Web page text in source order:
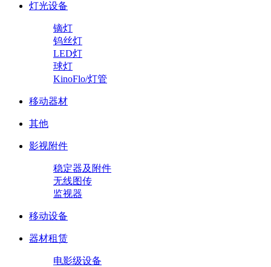
灯光设备
镝灯
钨丝灯
LED灯
球灯
KinoFlo/灯管
移动器材
其他
影视附件
稳定器及附件
无线图传
监视器
移动设备
器材租赁
电影级设备